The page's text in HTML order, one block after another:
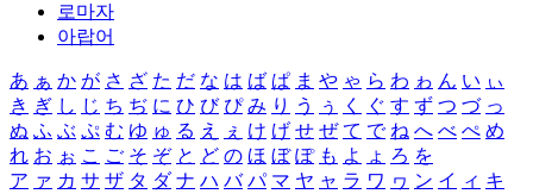
로마자
아랍어
あ ぁ か が さ ざ た だ な は ば ぱ ま や ゃ ら わ ゎ ん い ぃ
き ぎ し じ ち ぢ に ひ び ぴ み り う ぅ く ぐ す ず つ づ っ
ぬ ふ ぶ ぷ む ゆ ゅ る え ぇ け げ せ ぜ て で ね へ べ ぺ め
れ お ぉ こ ご そ ぞ と ど の ほ ぼ ぽ も よ ょ ろ を
ア ァ カ サ ザ タ ダ ナ ハ バ パ マ ヤ ャ ラ ワ ヮ ン イ ィ キ